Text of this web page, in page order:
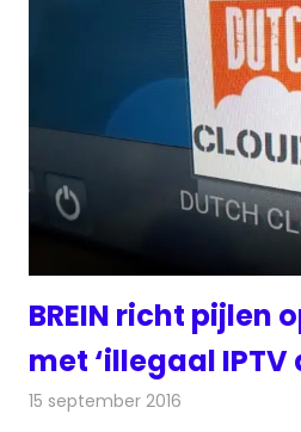
BREIN richt pijlen
met ‘illegaal IPTV
15 september 2016